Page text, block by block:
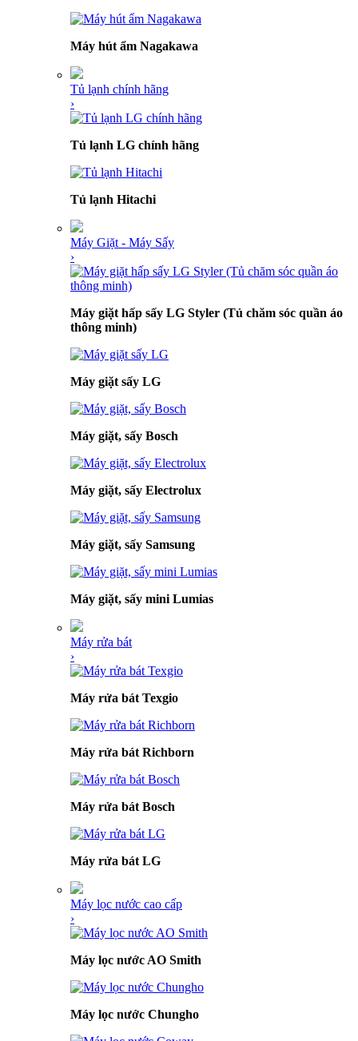
Máy hút ẩm Nagakawa
Tủ lạnh chính hãng
›
Tủ lạnh LG chính hãng
Tủ lạnh Hitachi
Máy Giặt - Máy Sấy
›
Máy giặt hấp sấy LG Styler (Tủ chăm sóc quần áo
thông minh)
Máy giặt sấy LG
Máy giặt, sấy Bosch
Máy giặt, sấy Electrolux
Máy giặt, sấy Samsung
Máy giặt, sấy mini Lumias
Máy rửa bát
›
Máy rửa bát Texgio
Máy rửa bát Richborn
Máy rửa bát Bosch
Máy rửa bát LG
Máy lọc nước cao cấp
›
Máy lọc nước AO Smith
Máy lọc nước Chungho